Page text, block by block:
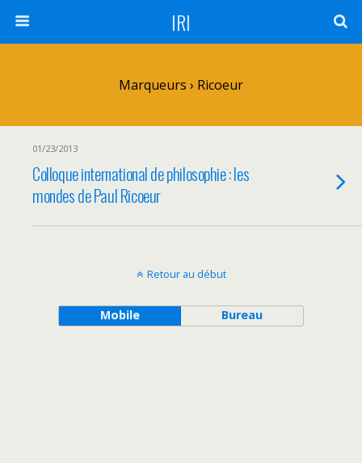
IRI
Marqueurs › Ricoeur
01/23/2013
Colloque international de philosophie : les
mondes de Paul Ricoeur
Retour au début
Mobile Bureau